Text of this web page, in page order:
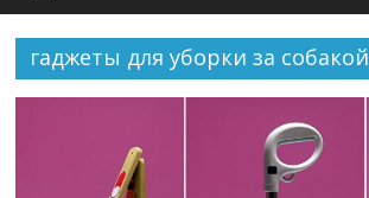
гаджеты для уборки за собакой